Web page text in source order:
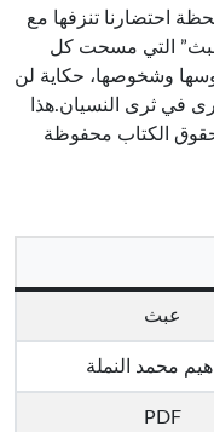
احتضارنا تنزفها مع
“عبث” التي مسحت كل
وشخوصها، حكاية لن
في ثرى النسيان.هذا
حقوق الكتاب محفوظة
عبث
محمد النملة
PDF